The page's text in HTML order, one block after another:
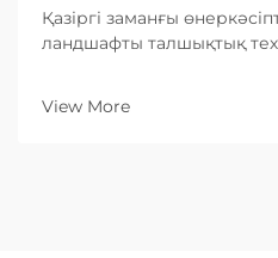
Қазіргі заманғы
ландшафты талшықтық
тиімділіктің, дәлдіктің
View More